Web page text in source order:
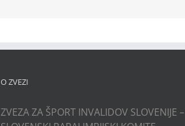
O ZVEZI
ZVEZA ZA ŠPORT INVALIDOV SLOVENIJE –